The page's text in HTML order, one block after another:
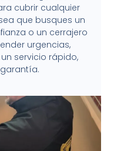
cubrir cualquier
que busques un
o un cerrajero
urgencias,
servicio rápido,